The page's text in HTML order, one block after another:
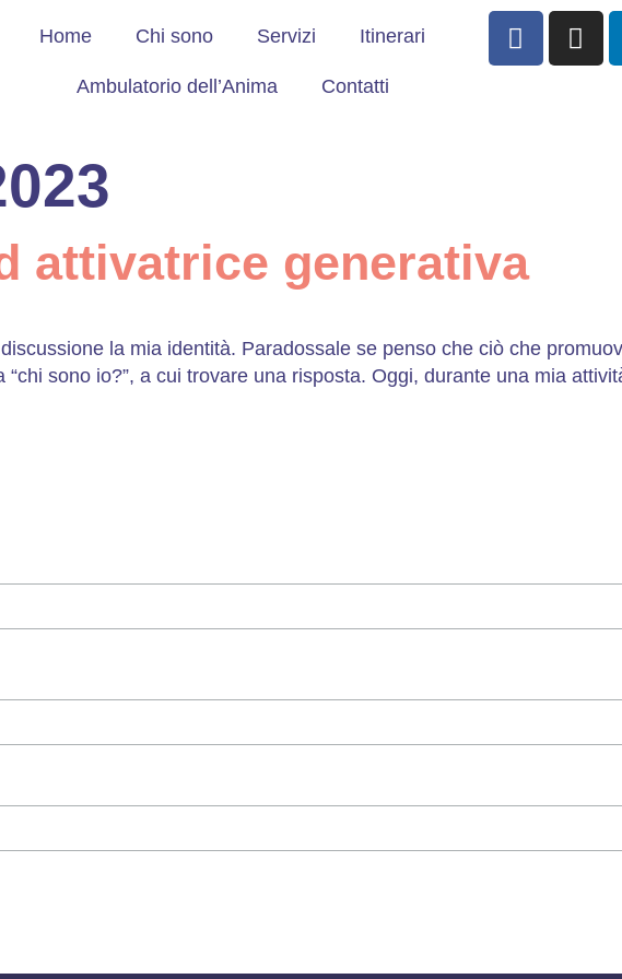
Home Chi sono Servizi Itinerari
Ambulatorio dell’Anima Contatti
attivatrice generativa
la mia identità. Paradossale se penso che ciò che
sono io?”, a cui trovare una risposta. Oggi, durante una mia